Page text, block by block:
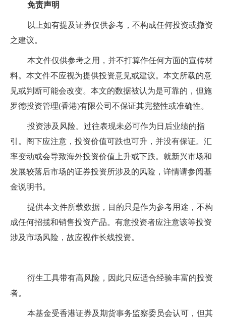
免责声明
以上如有提及证券仅供参考，不构成任何投资或撤资
之建议。
本文件仅供参考之用，并不打算作任何方面的宣传材
料。本文件不应视为提供投资意见或建议。本文所载的意
见或判断可能会改变。本文的数据被认为是可靠的，但施
罗德投资管理(香港)有限公司不保证其完整性或准确性。
投资涉及风险。过往表现未必可作为日后业绩的指
引。阁下应注意，投资价值可跌也可升，并没有保证。汇
率变动或会导致海外投资价值上升或下跌。就新兴市场和
发展较落后市场的证券投资所涉及的风险，详情请参阅基
金说明书。
提供本文件所载数据，目的只是作为参考用途，不构
成任何招揽和销售投资产品。有意投资者应注意该等投资
涉及市场风险，故应视作长线投资。
衍生工具带有高风险，因此只应适合经验丰富的投资
者。
本基金受香港证券及期货事务监察委员会认可，但其